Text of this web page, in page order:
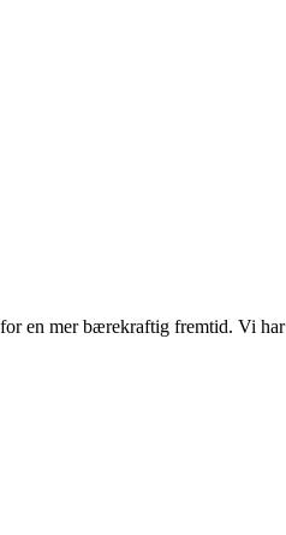
en mer bærekraftig fremtid. Vi